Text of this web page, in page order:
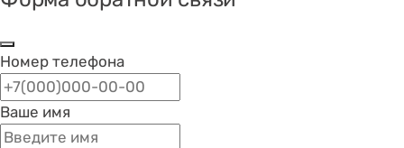
Номер телефона
Ваше имя